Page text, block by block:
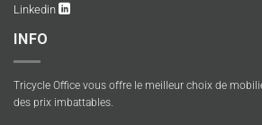
Linkedin
INFO
Tricycle Office vous offre le meilleur choix de
des prix imbattables.